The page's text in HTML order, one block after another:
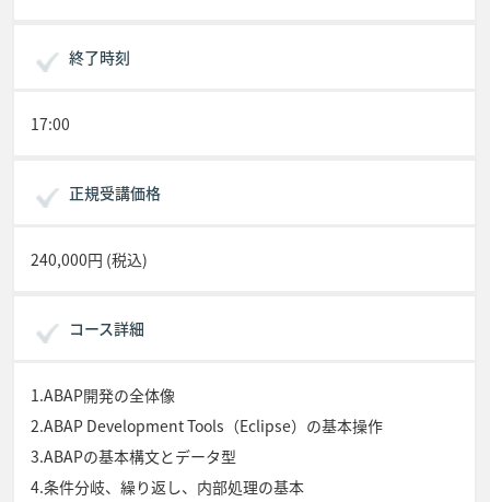
終了時刻
17:00
正規受講価格
240,000円 (税込)
コース詳細
1.ABAP開発の全体像
2.ABAP Development Tools（Eclipse）の基本操作
3.ABAPの基本構文とデータ型
4.条件分岐、繰り返し、内部処理の基本